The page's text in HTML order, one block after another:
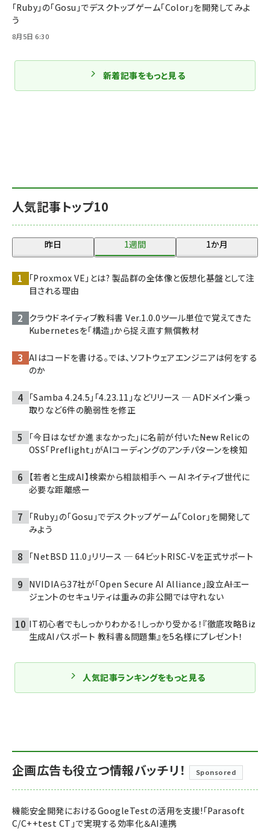
人気記事トップ10
昨日 1週間 1か月
「Proxmox VE」とは? 製品群の全体像と仮想化基盤として注
目される理由
クラウドネイティブ教科書 Ver.1.0.0――ツール単位で覚えてきた
Kubernetesを「構造」から捉え直す無償教材
AIはコードを書ける。では、ソフトウェアエンジニアは何をする
のか
「Samba 4.24.5」「4.23.11」などリリース ─ ADドメイン乗っ
取りなど6件の脆弱性を修正
「今日はなぜか進まなかった」に名前が付いた――New Relicの
OSS「Preflight」がAIコーディングのアンチパターンを検知
【若者と生成AI】検索から相談相手へ ーAIネイティブ世代に
必要な距離感ー
「Ruby」の「Gosu」でデスクトップゲーム「Color」を開発して
みよう
「NetBSD 11.0」リリース ─ 64ビットRISC-Vを正式サポート
NVIDIAら37社が「Open Secure AI Alliance」設立――AIエー
ジェントのセキュリティは重みの非公開では守れない
IT初心者でもしっかりわかる！しっかり受かる！『徹底攻略Biz
生成AIパスポート 教科書＆問題集』を5名様にプレゼント！
人気記事ランキングをもっと見る
「Ruby」の「Gosu」でデスクトップゲーム「Color」を開発してみよ
う
8月5日 6:30
新着記事をもっと見る
企画広告も役立つ情報バッチリ！ Sponsored
機能安全開発におけるGoogleTestの活用を支援!「Parasoft
C/C++test CT」で実現する効率化＆AI連携